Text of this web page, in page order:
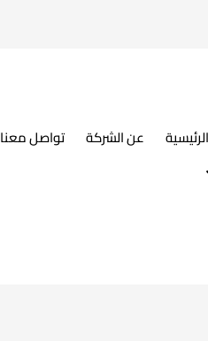
عن الشركة
تواصل معنا